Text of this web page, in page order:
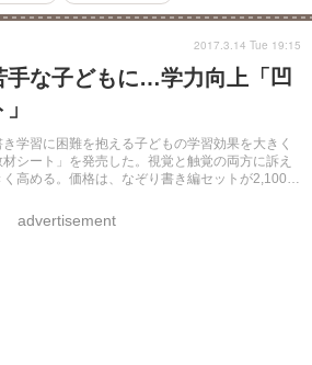
受験 中学受験 小学校受験
公立高校 過去問 人気記事
手な子どもに…学力向上「凹
学習に困難を抱える子どもの学習効果を大きく
シート」を発売した。視覚と触覚の両方に訴え
高める。価格は、なぞり書き編セットが2,100円
advertisement
2017.3.14 Tue 19:15